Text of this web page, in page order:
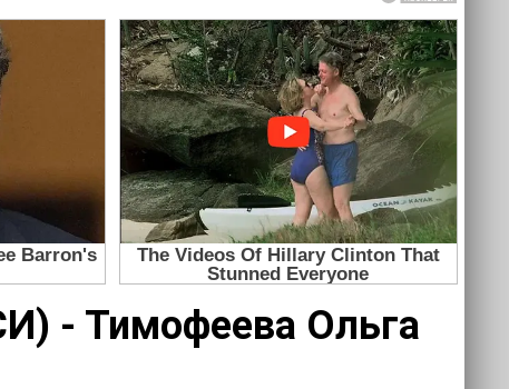
- Тимофеева Ольга